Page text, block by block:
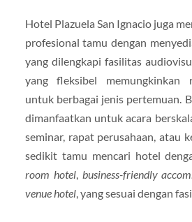
Hotel Plazuela San Ignacio juga
profesional tamu dengan
yang dilengkapi fasilitas
yang fleksibel memungkinkan
untuk berbagai jenis pertemuan.
dimanfaatkan untuk acara
seminar, rapat perusahaan, atau
sedikit tamu mencari hotel
room hotel, business-friendly
venue hotel, yang sesuai dengan